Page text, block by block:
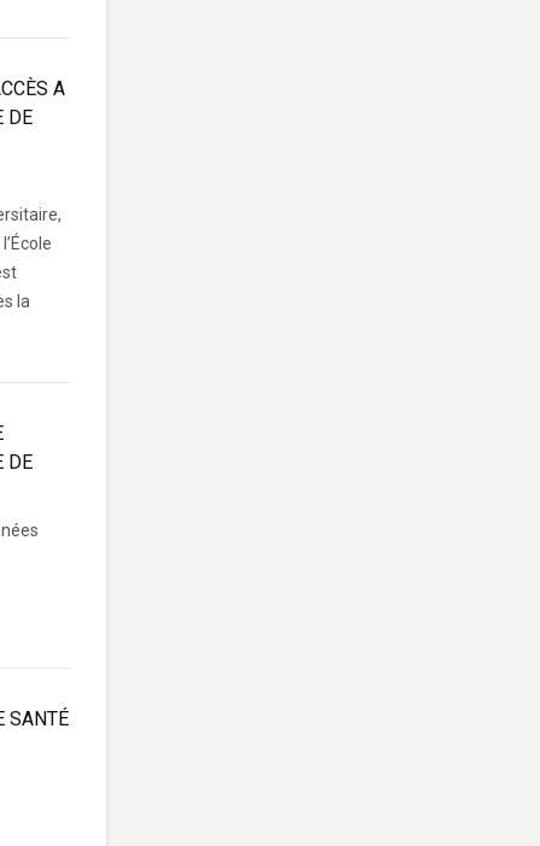
A
DE
la
DE
SANTÉ